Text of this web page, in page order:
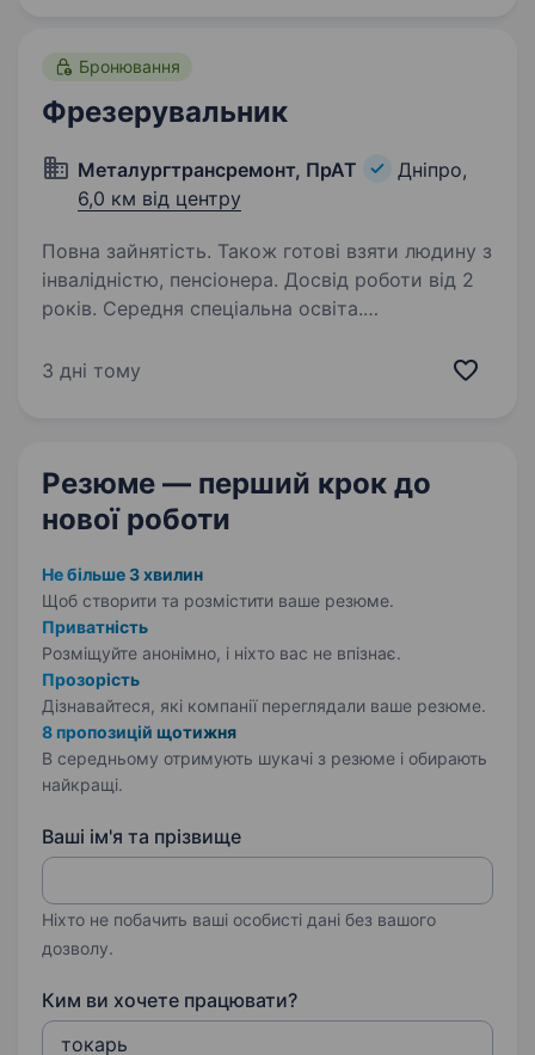
Бронювання
Фрезерувальник
Металургтрансремонт, ПрАТ
Дніпро,
6,0 км від центру
Повна зайнятість. Також готові взяти людину з
інвалідністю, пенсіонера. Досвід роботи від 2
років. Середня спеціальна освіта.
на капітальному ремонті тепловозів, дрезин,
до своєї командиФрезерувальника…
3 дні тому
Резюме — перший крок до
нової роботи
Не більше 3 хвилин
Щоб створити та розмістити ваше резюме.
Приватність
Розміщуйте анонімно, і ніхто вас не впізнає.
Прозорість
Дізнавайтеся, які компанії переглядали ваше резюме.
8 пропозицій щотижня
В середньому отримують шукачі з резюме і обирають
найкращі.
Ваші ім'я та прізвище
Ніхто не побачить ваші особисті дані без вашого
дозволу.
Ким ви хочете працювати?